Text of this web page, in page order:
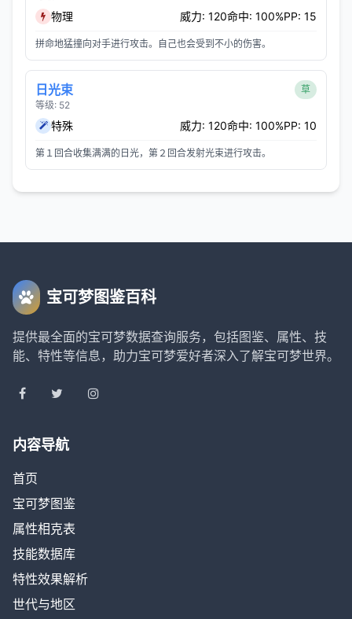
物理 威力: 120命中: 100%PP: 15
拼命地猛撞向对手进行攻击。自己也会受到不小的伤害。
日光束
等级: 52
草
特殊 威力: 120命中: 100%PP: 10
第１回合收集满满的日光，第２回合发射光束进行攻击。
宝可梦图鉴百科
提供最全面的宝可梦数据查询服务，包括图鉴、属性、技
能、特性等信息，助力宝可梦爱好者深入了解宝可梦世界。
内容导航
首页
宝可梦图鉴
属性相克表
技能数据库
特性效果解析
世代与地区